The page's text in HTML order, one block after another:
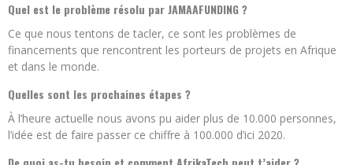
Quel est le problème résolu par JAMAAFUNDING ?
Ce que nous tentons de tacler, ce sont les problèmes de
financements que rencontrent les porteurs de projets en Afrique
et dans le monde.
Quelles sont les prochaines étapes ?
À l’heure actuelle nous avons pu aider plus de 10.000 personnes,
l’idée est de faire passer ce chiffre à 100.000 d’ici 2020.